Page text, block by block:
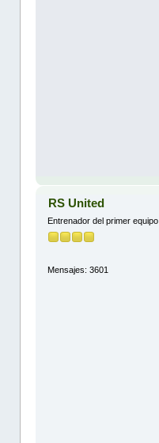
RS United
Entrenador del primer equipo
Mensajes: 3601